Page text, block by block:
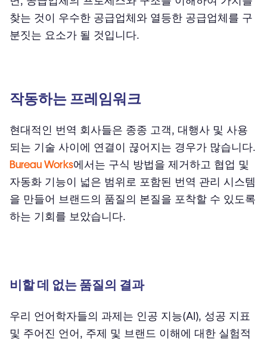
찾는 것이 우수한 공급업체와 열등한 공급업체를 구
분짓는 요소가 될 것입니다.
작동하는 프레임워크
현대적인 번역 회사들은 종종 고객, 대행사 및 사용
되는 기술 사이에 연결이 끊어지는 경우가 많습니다.
Bureau Works에서는 구식 방법을 제거하고 협업 및
자동화 기능이 넓은 범위로 포함된 번역 관리 시스템
을 만들어 브랜드의 품질의 본질을 포착할 수 있도록
하는 기회를 보았습니다.
비할 데 없는 품질의 결과
우리 언어학자들의 과제는 인공 지능(AI), 성공 지표
및 주어진 언어, 주제 및 브랜드 이해에 대한 실험적